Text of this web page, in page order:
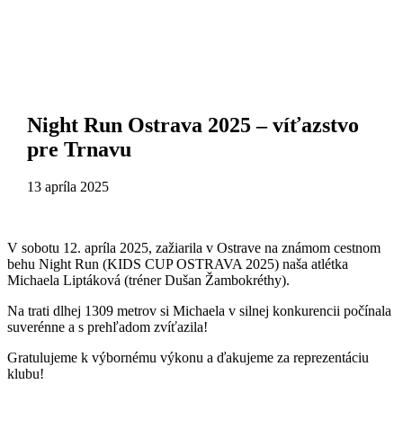
Night Run Ostrava 2025 – víťazstvo
pre Trnavu
13 apríla 2025
V sobotu 12. apríla 2025, zažiarila v Ostrave na známom cestnom
behu Night Run (KIDS CUP OSTRAVA 2025) naša atlétka
Michaela Liptáková (tréner Dušan Žambokréthy).
Na trati dlhej 1309 metrov si Michaela v silnej konkurencii počínala
suverénne a s prehľadom zvíťazila!
Gratulujeme k výbornému výkonu a ďakujeme za reprezentáciu
klubu!